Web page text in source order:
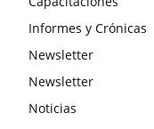
Informes y Crónicas
Newsletter
Newsletter
Noticias